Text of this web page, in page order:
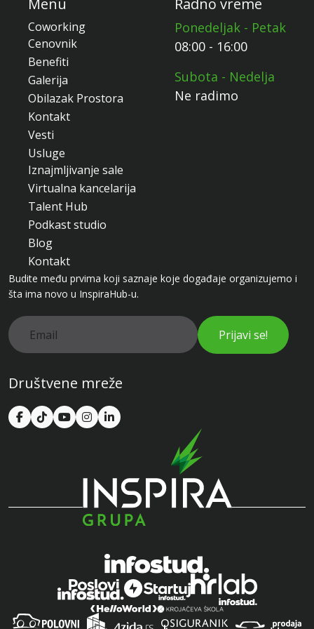
Coworking
Cenovnik
Benefiti
Galerija
Obilazak Prostora
Kontakt
Vesti
Usluge
Iznajmljivanje sale
Virtualna kancelarija
Talent Hub
Podkast studio
Blog
Kontakt
Ponedeljak - Petak
08:00 - 16:00
Subota - Nedelja
Ne radimo
Budite među prvima koji saznaje koje događaje organizujemo i
šta ima novo u InspiraHub-u.
Prijavi se!
Društvene mreže